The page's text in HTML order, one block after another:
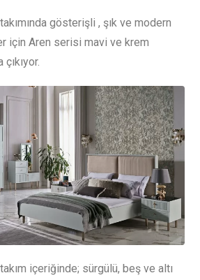
gösterişli , şık ve modern
için Aren serisi mavi ve krem
içeriğinde; sürgülü, beş ve altı